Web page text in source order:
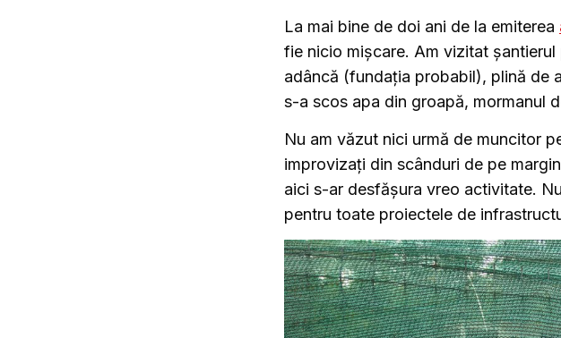
La mai bine de doi ani de la emiterea
fie nicio mișcare. Am vizitat
adâncă (fundația probabil), plină de
s-a scos apa din groapă, mormanul
Nu am văzut nici urmă de muncitor
improvizați din scânduri de pe
aici s-ar desfășura vreo activitate.
pentru toate proiectele de